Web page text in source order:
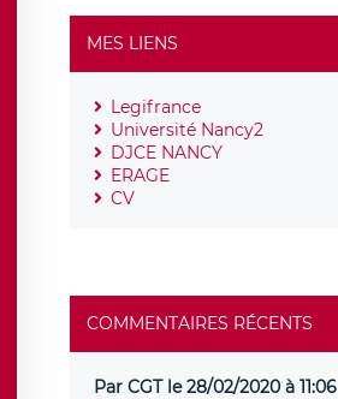
MES LIENS
Legifrance
Université Nancy2
DJCE NANCY
ERAGE
CV
COMMENTAIRES RÉCENTS
Par CGT le 28/02/2020 à 11:06